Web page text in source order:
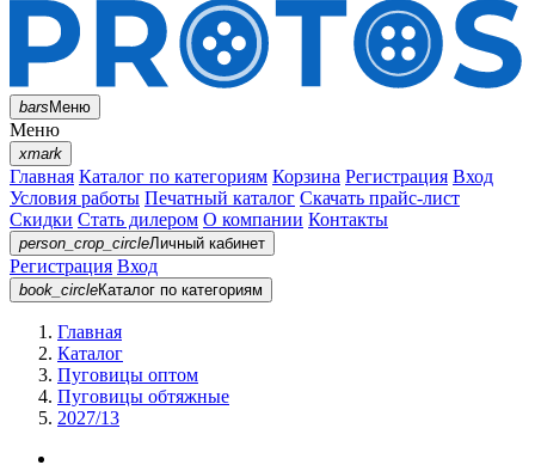
barsМеню
Меню
xmark
Главная Каталог по категориям Корзина Регистрация Вход
Условия работы Печатный каталог Скачать прайс-лист
Скидки Стать дилером О компании Контакты
person_crop_circleЛичный кабинет
Регистрация Вход
book_circleКаталог по категориям
Главная
Каталог
Пуговицы оптом
Пуговицы обтяжные
2027/13